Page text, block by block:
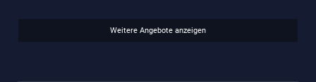
Weitere Angebote anzeigen